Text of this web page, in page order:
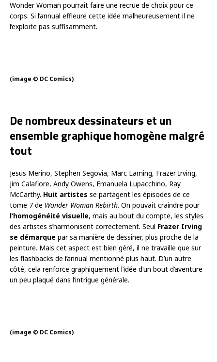
Wonder Woman pourrait faire une recrue de choix pour ce
corps. Si l’annual effleure cette idée malheureusement il ne
l’exploite pas suffisamment.
(image © DC Comics)
De nombreux dessinateurs et un
ensemble graphique homogène malgré
tout
Jesus Merino, Stephen Segovia, Marc Laming, Frazer Irving,
Jim Calafiore, Andy Owens, Emanuela Lupacchino, Ray
McCarthy. Huit artistes se partagent les épisodes de ce
tome 7 de Wonder Woman Rebirth. On pouvait craindre pour
l’homogénéité visuelle, mais au bout du compte, les styles
des artistes s’harmonisent correctement. Seul Frazer Irving
se démarque par sa manière de dessiner, plus proche de la
peinture. Mais cet aspect est bien géré, il ne travaille que sur
les flashbacks de l’annual mentionné plus haut. D’un autre
côté, cela renforce graphiquement l’idée d’un bout d’aventure
un peu plaqué dans l’intrigue générale.
(image © DC Comics)